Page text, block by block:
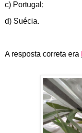
c) Portugal;
d) Suécia.
A resposta correta era